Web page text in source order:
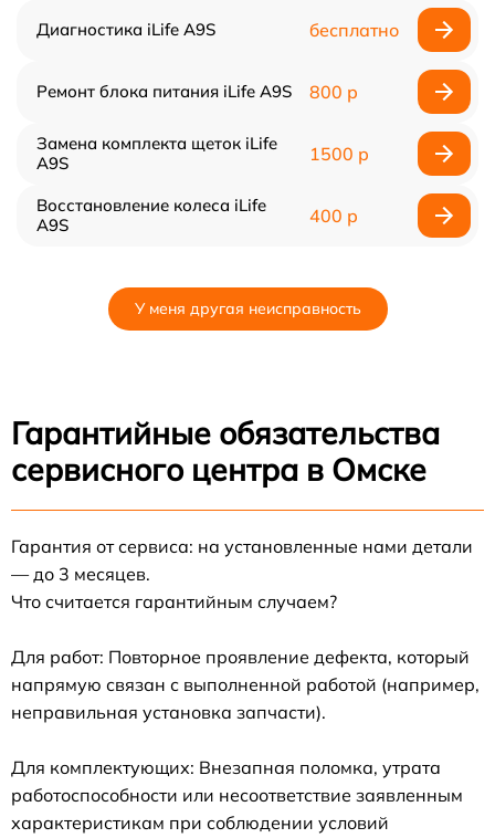
Диагностика iLife A9S бесплатно
Ремонт блока питания iLife A9S 800 р
Замена комплекта щеток iLife
A9S
1500 р
Восстановление колеса iLife
A9S
400 р
У меня другая неисправность
Гарантийные обязательства
сервисного центра в Омске
Гарантия от сервиса: на установленные нами детали
— до 3 месяцев.
Что считается гарантийным случаем?
Для работ: Повторное проявление дефекта, который
напрямую связан с выполненной работой (например,
неправильная установка запчасти).
Для комплектующих: Внезапная поломка, утрата
работоспособности или несоответствие заявленным
характеристикам при соблюдении условий